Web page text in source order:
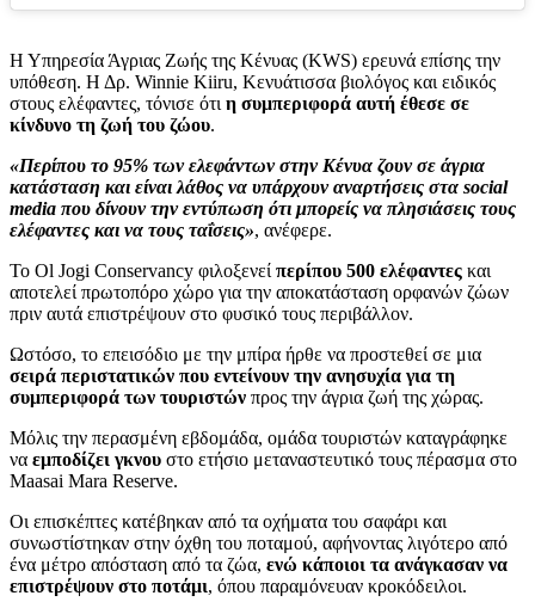
Η Υπηρεσία Άγριας Ζωής της Κένυας (KWS) ερευνά επίσης την
υπόθεση. Η Δρ. Winnie Kiiru, Κενυάτισσα βιολόγος και ειδικός
στους ελέφαντες, τόνισε ότι η συμπεριφορά αυτή έθεσε σε
κίνδυνο τη ζωή του ζώου.
«Περίπου το 95% των ελεφάντων στην Κένυα ζουν σε άγρια
κατάσταση και είναι λάθος να υπάρχουν αναρτήσεις στα social
media που δίνουν την εντύπωση ότι μπορείς να πλησιάσεις τους
ελέφαντες και να τους ταΐσεις», ανέφερε.
Το Ol Jogi Conservancy φιλοξενεί περίπου 500 ελέφαντες και
αποτελεί πρωτοπόρο χώρο για την αποκατάσταση ορφανών ζώων
πριν αυτά επιστρέψουν στο φυσικό τους περιβάλλον.
Ωστόσο, το επεισόδιο με την μπίρα ήρθε να προστεθεί σε μια
σειρά περιστατικών που εντείνουν την ανησυχία για τη
συμπεριφορά των τουριστών προς την άγρια ζωή της χώρας.
Μόλις την περασμένη εβδομάδα, ομάδα τουριστών καταγράφηκε
να εμποδίζει γκνου στο ετήσιο μεταναστευτικό τους πέρασμα στο
Maasai Mara Reserve.
Οι επισκέπτες κατέβηκαν από τα οχήματα του σαφάρι και
συνωστίστηκαν στην όχθη του ποταμού, αφήνοντας λιγότερο από
ένα μέτρο απόσταση από τα ζώα, ενώ κάποιοι τα ανάγκασαν να
επιστρέψουν στο ποτάμι, όπου παραμόνευαν κροκόδειλοι.